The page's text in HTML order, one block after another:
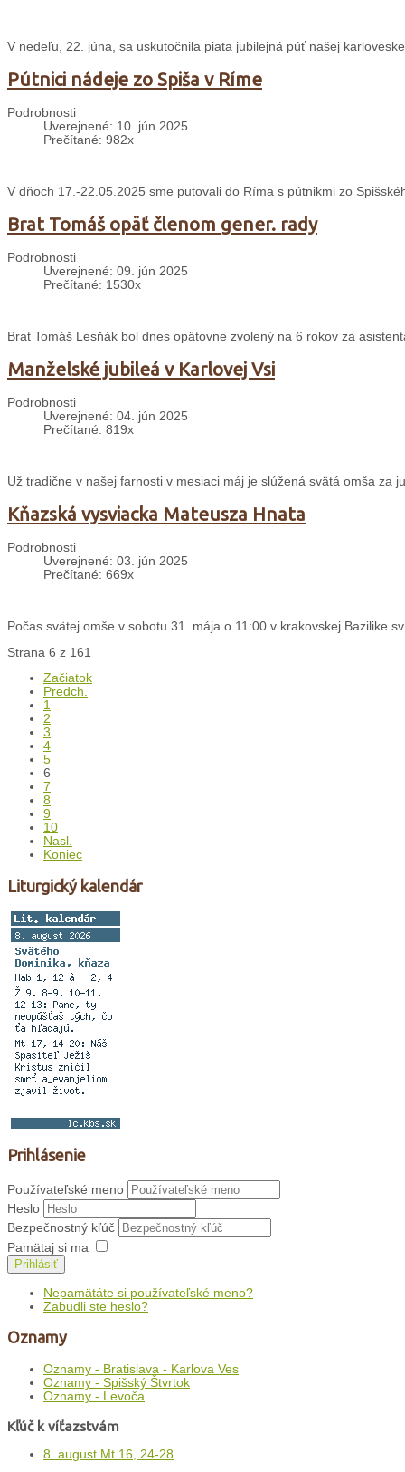
V nedeľu, 22. júna, sa uskutočnila piata jubilejná púť našej
Pútnici nádeje zo Spiša v Ríme
Podrobnosti
Uverejnené: 10. jún 2025
Prečítané: 982x
V dňoch 17.-22.05.2025 sme putovali do Ríma s pútnikmi zo
Brat Tomáš opäť členom gener. rady
Podrobnosti
Uverejnené: 09. jún 2025
Prečítané: 1530x
Brat Tomáš Lesňák bol dnes opätovne zvolený na 6 rokov za
Manželské jubileá v Karlovej Vsi
Podrobnosti
Uverejnené: 04. jún 2025
Prečítané: 819x
Už tradične v našej farnosti v mesiaci máj je slúžená svätá omša za
Kňazská vysviacka Mateusza Hnata
Podrobnosti
Uverejnené: 03. jún 2025
Prečítané: 669x
Počas svätej omše v sobotu 31. mája o 11:00 v krakovskej Bazilike
Strana 6 z 161
Začiatok
Predch.
1
2
3
4
5
6
7
8
9
10
Nasl.
Koniec
Liturgický kalendár
Prihlásenie
Používateľské meno
Heslo
Bezpečnostný kľúč
Pamätaj si ma
Prihlásiť
Nepamätáte si používateľské meno?
Zabudli ste heslo?
Oznamy
Oznamy - Bratislava - Karlova Ves
Oznamy - Spišský Štvrtok
Oznamy - Levoča
Kľúč k víťazstvám
8. august Mt 16, 24-28